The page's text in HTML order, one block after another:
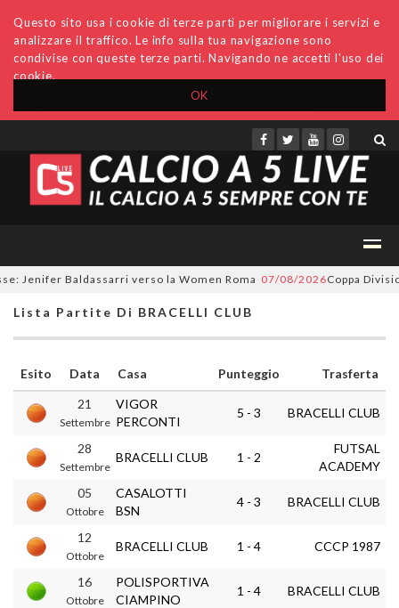
OK
Questo sito usa i cookie di terze parti per migliorare i servizi e
analizzare il traffico. Le info sulla tua navigazione sono
condivise con queste terze parti. Navigando ne accetti l'uso dei
cookie.
Accedi Archivio Invio comunicati Redazione
Baldassarri verso la Women Roma 07/08/2026Coppa
Lista Partite Di BRACELLI CLUB
Esito Data Casa Punteggio
Trasferta
21
Settembre
VIGOR
PERCONTI
5 - 3 BRACELLI CLUB
28
Settembre
BRACELLI CLUB 1 - 2
FUTSAL
ACADEMY
05
Ottobre
CASALOTTI
BSN
4 - 3 BRACELLI CLUB
12
Ottobre
BRACELLI CLUB 1 - 4 CCCP 1987
16
Ottobre
POLISPORTIVA
CIAMPINO
1 - 4 BRACELLI CLUB